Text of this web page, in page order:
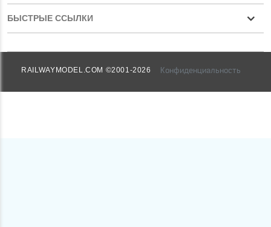
БЫСТРЫЕ ССЫЛКИ
RAILWAYMODEL.COM ©2001-2026 Конфиденциальность